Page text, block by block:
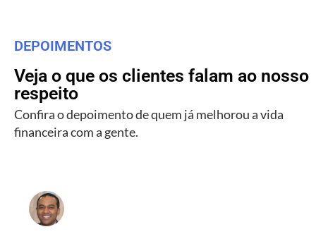
DEPOIMENTOS
Veja o que os clientes falam ao nosso
respeito
Confira o depoimento de quem já melhorou a vida
financeira com a gente.